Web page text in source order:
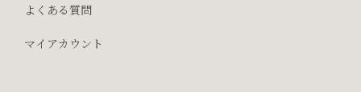
よくある質問
マイアカウント